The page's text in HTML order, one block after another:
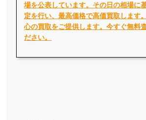
場を公表しています。その日の相場に
定を行い、最高価格で高価買取します
心の買取をご提供します。今すぐ無料
ださい。